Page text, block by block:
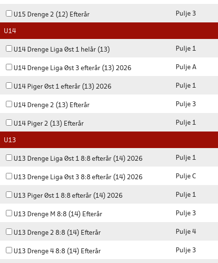
U15 Drenge 2 (12) Efterår Pulje 3
U14
U14 Drenge Liga Øst 1 helår (13) Pulje 1
U14 Drenge Liga Øst 3 efterår (13) 2026 Pulje A
U14 Piger Øst 1 efterår (13) 2026 Pulje 1
U14 Drenge 2 (13) Efterår Pulje 3
U14 Piger 2 (13) Efterår Pulje 1
U13
U13 Drenge Liga Øst 1 8:8 efterår (14) 2026 Pulje 1
U13 Drenge Liga Øst 3 8:8 efterår (14) 2026 Pulje C
U13 Piger Øst 1 8:8 efterår (14) 2026 Pulje 1
U13 Drenge M 8:8 (14) Efterår Pulje 3
U13 Drenge 2 8:8 (14) Efterår Pulje 4
U13 Drenge 4 8:8 (14) Efterår Pulje 3